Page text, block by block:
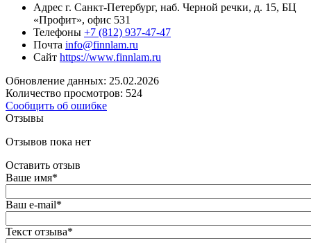
Адрес г. Санкт-Петербург, наб. Черной речки, д. 15, БЦ
«Профит», офис 531
Телефоны +7 (812) 937-47-47
Почта info@finnlam.ru
Сайт https://www.finnlam.ru
Обновление данных: 25.02.2026
Количество просмотров: 524
Сообщить об ошибке
Отзывы
Отзывов пока нет
Оставить отзыв
Ваше имя*
Ваш e-mail*
Текст отзыва*